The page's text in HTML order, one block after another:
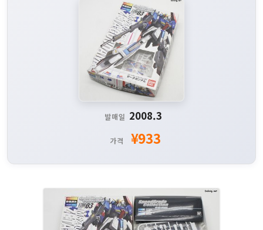
발매일 2008.3
가격 ¥933